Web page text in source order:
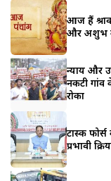
आज हैं
और अशुभ
न्याय और
नकटी गांव
रोका
टास्क
प्रभावी